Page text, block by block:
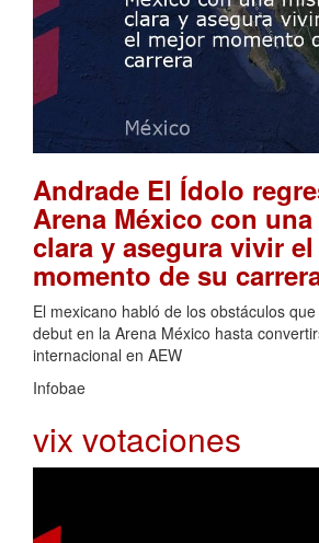
Andrade El Ídolo
Arena México con
clara y asegura vivir
momento de su
El mexicano habló de los obstáculos
debut en la Arena México hasta
internacional en AEW
Infobae
vix votaciones